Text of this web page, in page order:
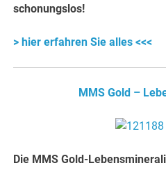
schonungslos!
> hier erfahren Sie alles <<<
MMS Gold –
Die MMS Gold-